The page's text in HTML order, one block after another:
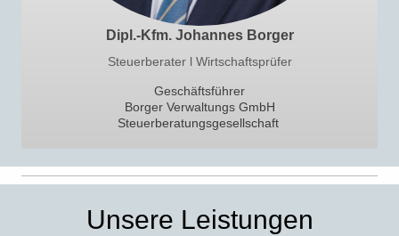
Dipl.-Kfm. Johannes Borger
Steuerberater l Wirtschaftsprüfer
Geschäftsführer
Borger Verwaltungs GmbH
Steuerberatungsgesellschaft
Unsere Leistungen